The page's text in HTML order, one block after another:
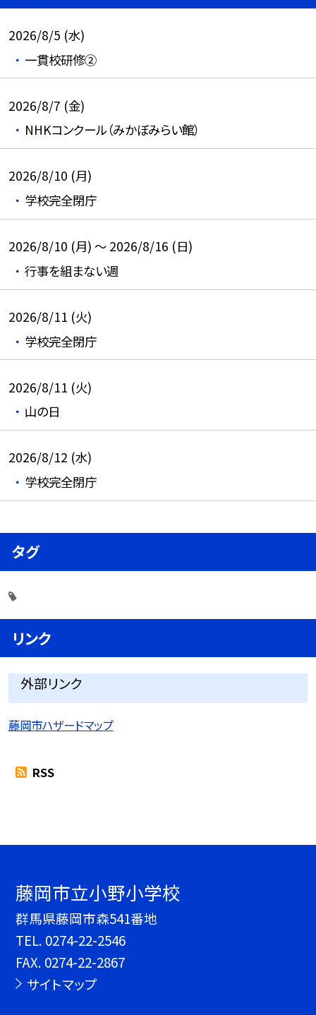
2026/8/5 (水)
一貫校研修②
2026/8/7 (金)
NHKコンクール（みかぼみらい館）
2026/8/10 (月)
学校完全閉庁
2026/8/10 (月) ～ 2026/8/16 (日)
行事を組まない週
2026/8/11 (火)
学校完全閉庁
2026/8/11 (火)
山の日
2026/8/12 (水)
学校完全閉庁
タグ
リンク
外部リンク
藤岡市ハザードマップ
RSS
藤岡市立小野小学校
群馬県藤岡市森541番地
TEL. 0274-22-2546
FAX. 0274-22-2867
サイトマップ